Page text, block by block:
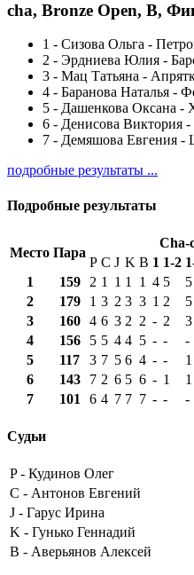
cha, Bronze Open, B,
1 - Сизова Ольга -
2 - Эрдниева Юлия -
3 - Мац Татьяна -
4 - Баранова Наталья -
5 - Дашенкова Оксана -
6 - Денисова Виктория
7 - Демяшова Евгения -
подробные результаты ...
Подробные результаты
Место Пара
Cha-
P C J K B 1 1-2
1
159 2 1 1 1 1 4 5 5
2
179 1 3 2 3 3 1 2 5
3
160 4 6 3 2 2 - 2 3
4
156 5 5 4 4 5 - - -
5
117 3 7 5 6 4 - - 1
6
143 7 2 6 5 6 - 1 1
7
101 6 4 7 7 7 - - -
Судьи
P - Кудинов Олег
C - Антонов Евгений
J - Гарус Ирина
K - Гунько Геннадий
B - Аверьянов Алексей